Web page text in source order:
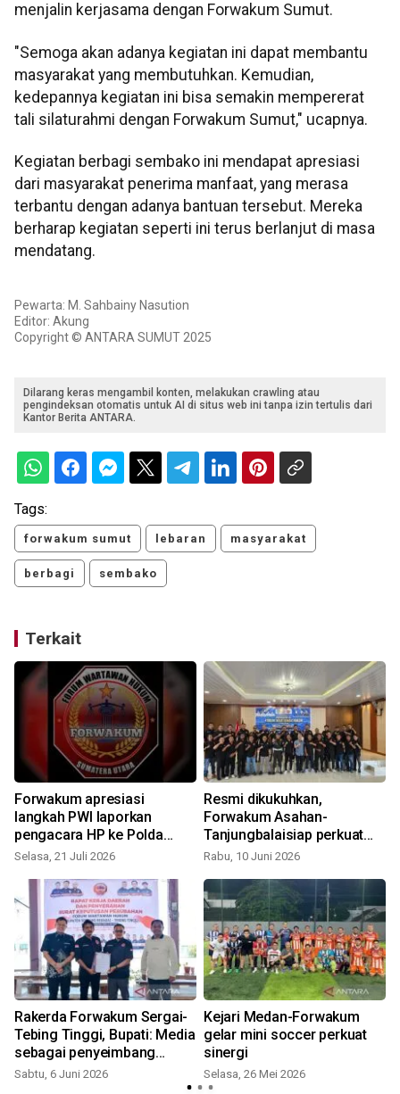
menjalin kerjasama dengan Forwakum Sumut.
"Semoga akan adanya kegiatan ini dapat membantu
masyarakat yang membutuhkan. Kemudian,
kedepannya kegiatan ini bisa semakin mempererat
tali silaturahmi dengan Forwakum Sumut," ucapnya.
Kegiatan berbagi sembako ini mendapat apresiasi
dari masyarakat penerima manfaat, yang merasa
terbantu dengan adanya bantuan tersebut. Mereka
berharap kegiatan seperti ini terus berlanjut di masa
mendatang.
Pewarta: M. Sahbainy Nasution
Editor: Akung
Copyright © ANTARA SUMUT 2025
Dilarang keras mengambil konten, melakukan crawling atau
pengindeksan otomatis untuk AI di situs web ini tanpa izin tertulis dari
Kantor Berita ANTARA.
Tags:
forwakum sumut lebaran masyarakat
berbagi sembako
Terkait
Forwakum apresiasi
langkah PWI laporkan
pengacara HP ke Polda
Metro Jaya
Selasa, 21 Juli 2026
Resmi dikukuhkan,
Forwakum Asahan-
Tanjungbalaisiap perkuat
profesionalisme wartawan
Rabu, 10 Juni 2026
Rakerda Forwakum Sergai-
Tebing Tinggi, Bupati: Media
sebagai penyeimbang
kebijakan pemerintah
Sabtu, 6 Juni 2026
Kejari Medan-Forwakum
gelar mini soccer perkuat
sinergi
Selasa, 26 Mei 2026